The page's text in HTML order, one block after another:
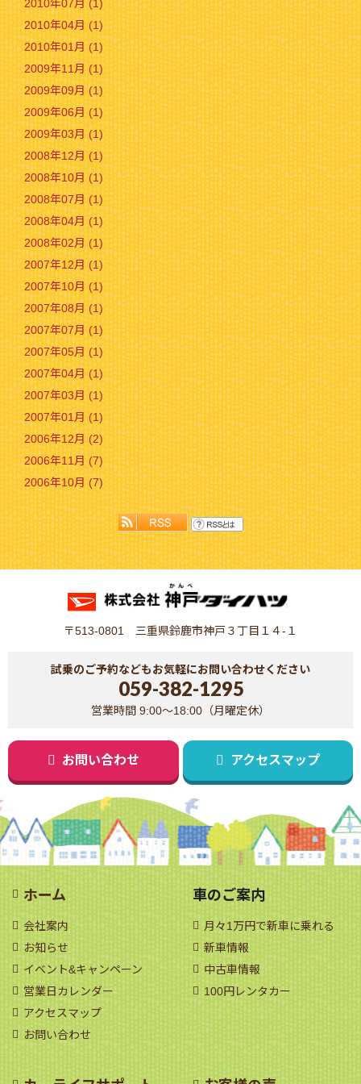
2010年07月 (1)
2010年04月 (1)
2010年01月 (1)
2009年11月 (1)
2009年09月 (1)
2009年06月 (1)
2009年03月 (1)
2008年12月 (1)
2008年10月 (1)
2008年07月 (1)
2008年04月 (1)
2008年02月 (1)
2007年12月 (1)
2007年10月 (1)
2007年08月 (1)
2007年07月 (1)
2007年05月 (1)
2007年04月 (1)
2007年03月 (1)
2007年01月 (1)
2006年12月 (2)
2006年11月 (7)
2006年10月 (7)
〒513-0801 三重県鈴鹿市神戸３丁目１４-１
試乗のご予約などもお気軽にお問い合わせください
059-382-1295
営業時間 9:00～18:00（月曜定休）
お問い合わせ アクセスマップ
ホーム
会社案内
お知らせ
イベント&キャンペーン
営業日カレンダー
アクセスマップ
お問い合わせ
車のご案内
月々1万円で新車に乗れる
新車情報
中古車情報
100円レンタカー